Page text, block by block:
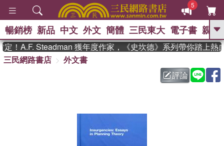
5
GO
父親節 、 如果歷
暑期推薦 、 國際布克
偉大的迷走神經
暢銷榜 新品 中文 外文 簡體 三民東大 電子書 親子
！A.F. Steadman 獲年度作家，《史坎德》系列帶你踏上熱血
三民網路書店
外文書
評論